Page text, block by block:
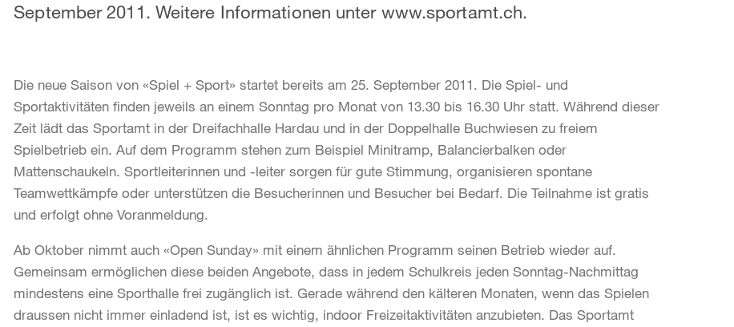
September 2011. Weitere Informationen unter www.sportamt.ch.
Die neue Saison von «Spiel + Sport» startet bereits am 25. September 2011. Die Spiel- und
Sportaktivitäten finden jeweils an einem Sonntag pro Monat von 13.30 bis 16.30 Uhr statt. Während dieser
Zeit lädt das Sportamt in der Dreifachhalle Hardau und in der Doppelhalle Buchwiesen zu freiem
Spielbetrieb ein. Auf dem Programm stehen zum Beispiel Minitramp, Balancierbalken oder
Mattenschaukeln. Sportleiterinnen und -leiter sorgen für gute Stimmung, organisieren spontane
Teamwettkämpfe oder unterstützen die Besucherinnen und Besucher bei Bedarf. Die Teilnahme ist gratis
und erfolgt ohne Voranmeldung.
Ab Oktober nimmt auch «Open Sunday» mit einem ähnlichen Programm seinen Betrieb wieder auf.
Gemeinsam ermöglichen diese beiden Angebote, dass in jedem Schulkreis jeden Sonntag-Nachmittag
mindestens eine Sporthalle frei zugänglich ist. Gerade während den kälteren Monaten, wenn das Spielen
draussen nicht immer einladend ist, ist es wichtig, indoor Freizeitaktivitäten anzubieten. Das Sportamt